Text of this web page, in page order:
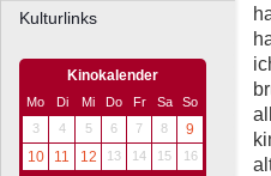
Kulturlinks
Kinokalender
Mo Di Mi Do Fr Sa
So
3
4 5 6 7 8
9
10
11 12 13 14 15 16